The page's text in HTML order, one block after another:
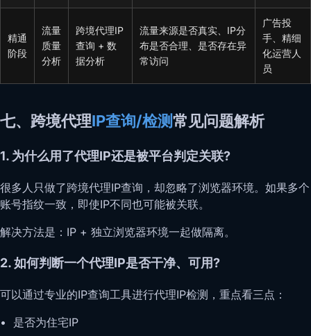
精通
阶段
流量
质量
分析
跨境代理IP
查询 + 数
据分析
流量来源是否真实、IP分
布是否合理、是否存在异
常访问
广告投
手、精细
化运营人
员
七、跨境代理IP查询/检测常见问题解析
1. 为什么用了代理IP还是被平台判定关联?
很多人只做了跨境代理IP查询，却忽略了浏览器环境。如果多个
账号指纹一致，即使IP不同也可能被关联。
解决方法是：IP + 独立浏览器环境一起做隔离。
2. 如何判断一个代理IP是否干净、可用?
可以通过专业的IP查询工具进行代理IP检测，重点看三点：
• 是否为住宅IP